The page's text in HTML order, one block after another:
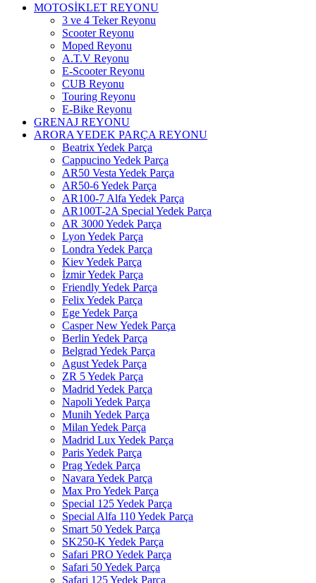
MOTOSİKLET REYONU
3 ve 4 Teker Reyonu
Scooter Reyonu
Moped Reyonu
A.T.V Reyonu
E-Scooter Reyonu
CUB Reyonu
Touring Reyonu
E-Bike Reyonu
GRENAJ REYONU
ARORA YEDEK PARÇA REYONU
Beatrix Yedek Parça
Cappucino Yedek Parça
AR50 Vesta Yedek Parça
AR50-6 Yedek Parça
AR100-7 Alfa Yedek Parça
AR100T-2A Special Yedek Parça
AR 3000 Yedek Parça
Lyon Yedek Parça
Londra Yedek Parça
Kiev Yedek Parça
İzmir Yedek Parça
Friendly Yedek Parça
Felix Yedek Parça
Ege Yedek Parça
Casper New Yedek Parça
Berlin Yedek Parça
Belgrad Yedek Parça
Agust Yedek Parça
ZR 5 Yedek Parça
Madrid Yedek Parça
Napoli Yedek Parça
Munih Yedek Parça
Milan Yedek Parça
Madrid Lux Yedek Parça
Paris Yedek Parça
Prag Yedek Parça
Navara Yedek Parça
Max Pro Yedek Parça
Special 125 Yedek Parça
Special Alfa 110 Yedek Parça
Smart 50 Yedek Parça
SK250-K Yedek Parça
Safari PRO Yedek Parça
Safari 50 Yedek Parça
Safari 125 Yedek Parça